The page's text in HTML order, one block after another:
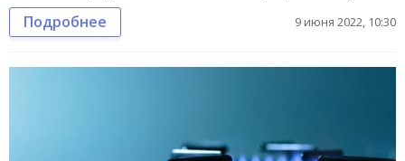
Подробнее 9 июня 2022, 10:30